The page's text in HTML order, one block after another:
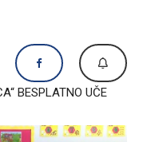
BESPLATNO UČE